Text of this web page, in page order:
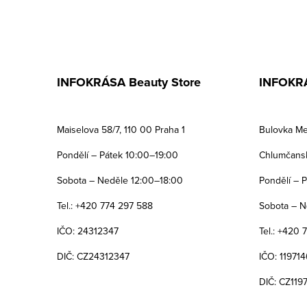
INFOKRÁSA Beauty Store
Maiselova 58/7, 110 00 Praha 1
Pondělí – Pátek 10:00–19:00
Sobota – Neděle 12:00–18:00
Tel.: +420 774 297 588
IČO: 24312347
DIČ: CZ24312347
Bulovka
Pondělí –
Sobota –
Tel.: +420
IČO:
DIČ: